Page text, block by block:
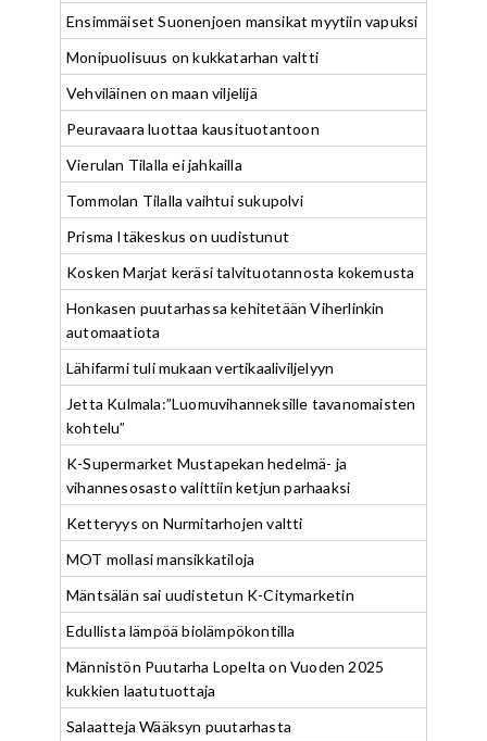
Ensimmäiset Suonenjoen mansikat myytiin vapuksi
Monipuolisuus on kukkatarhan valtti
Vehviläinen on maan viljelijä
Peuravaara luottaa kausituotantoon
Vierulan Tilalla ei jahkailla
Tommolan Tilalla vaihtui sukupolvi
Prisma Itäkeskus on uudistunut
Kosken Marjat keräsi talvituotannosta kokemusta
Honkasen puutarhassa kehitetään Viherlinkin
automaatiota
Lähifarmi tuli mukaan vertikaaliviljelyyn
Jetta Kulmala:”Luomuvihanneksille tavanomaisten
kohtelu”
K-Supermarket Mustapekan hedelmä- ja
vihannesosasto valittiin ketjun parhaaksi
Ketteryys on Nurmitarhojen valtti
MOT mollasi mansikkatiloja
Mäntsälän sai uudistetun K-Citymarketin
Edullista lämpöä biolämpökontilla
Männistön Puutarha Lopelta on Vuoden 2025
kukkien laatutuottaja
Salaatteja Wääksyn puutarhasta